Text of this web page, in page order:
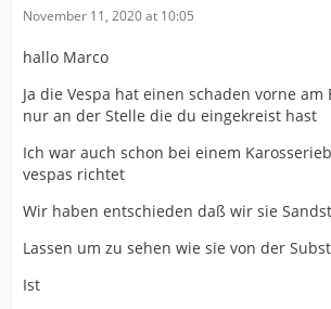
November 11, 2020 at 10:05
hallo Marco
Ja die Vespa hat einen schaden vorne
nur an der Stelle die du eingekreist hast
Ich war auch schon bei einem
vespas richtet
Wir haben entschieden daß wir sie
Lassen um zu sehen wie sie von der
Ist